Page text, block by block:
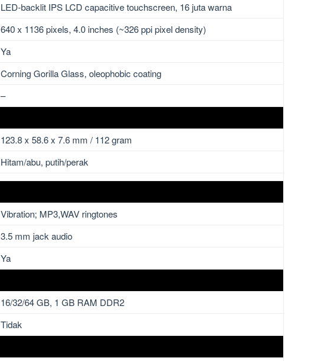
LED-backlit IPS LCD capacitive touchscreen, 16 juta warna
640 x 1136 pixels, 4.0 inches (~326 ppi pixel density)
Ya
Corning Gorilla Glass, oleophobic coating
–
123.8 x 58.6 x 7.6 mm / 112 gram
Hitam/abu, putih/perak
Vibration; MP3,WAV ringtones
3.5 mm jack audio
Ya
16/32/64 GB, 1 GB RAM DDR2
Tidak